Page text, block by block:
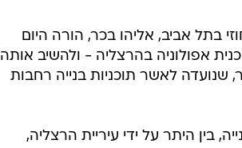
אביב, אליהו בכר, הורה היום
אפולוניה בהרצליה - ולהשיב אותה
שנועדה לאשר תוכניות בנייה רחבות
בין היתר על ידי עיריית הרצליה,